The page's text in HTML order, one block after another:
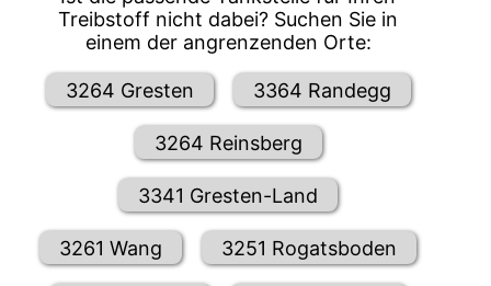
Treibstoff nicht dabei? Suchen Sie in
einem der angrenzenden Orte:
3264 Gresten 3364 Randegg
3264 Reinsberg
3341 Gresten-Land
3261 Wang 3251 Rogatsboden